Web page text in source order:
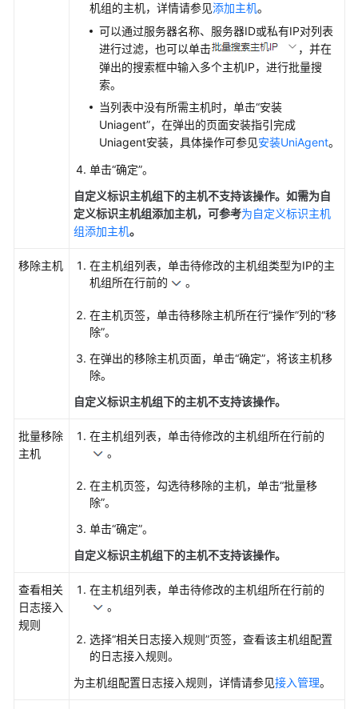
UniAgent
安
装
安
装
UniAgent（新
版）
管
理
机
的
UniAgent
管
理
机
的
ICAgent
件
管
理
CCE
集
的
机组的主机，详情请参见添加主机。
可以通过服务器名称、服务器ID或私有IP对列表
进行过滤，也可以单击
，并在
弹出的搜索框中输入多个主机IP，进行批量搜
索。
当列表中没有所需主机时，单击“安装
Uniagent”，在弹出的页面安装指引完成
Uniagent安装，具体操作可参见安装UniAgent。
单击“确定”。
自定义标识主机组下的主机不支持该操作。如需为自
定义标识主机组添加主机，可参考为自定义标识主机
组添加主机。
移除主机
在主机组列表，单击待修改的主机组类型为IP的主
机组所在行前的
。
在主机页签，单击待移除主机所在行“操作”列的“移
除”。
在弹出的移除主机页面，单击“确定”，将该主机移
除。
自定义标识主机组下的主机不支持该操作。
批量移除
主机
在主机组列表，单击待修改的主机组所在行前的
。
在主机页签，勾选待移除的主机，单击“批量移
除”。
单击“确定”。
自定义标识主机组下的主机不支持该操作。
查看相关
日志接入
规则
在主机组列表，单击待修改的主机组所在行前的
。
选择“相关日志接入规则”页签，查看该主机组配置
的日志接入规则。
为主机组配置日志接入规则，详情请参见接入管理。